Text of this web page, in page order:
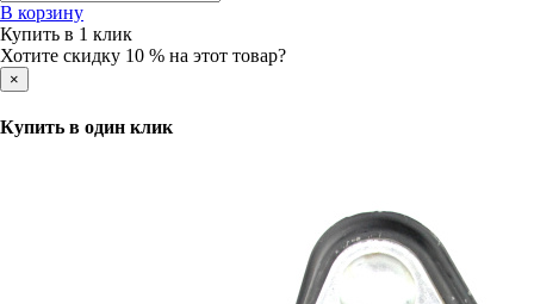
В корзину
Купить в 1 клик
Хотите скидку 10 % на этот товар?
×
Купить в один клик